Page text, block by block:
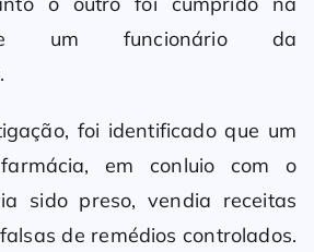
um funcionário da
.
foi identificado que um
em conluio com o
sido preso, vendia receitas
de remédios controlados.